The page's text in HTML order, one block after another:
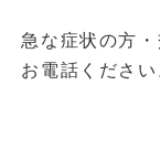
急な症状の方
お電話ください